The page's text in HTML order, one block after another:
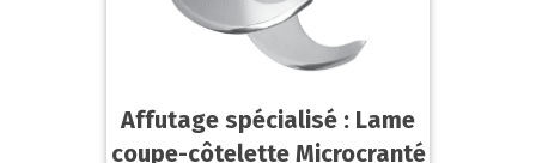
Affutage spécialisé : Lame
coupe-côtelette Microcranté